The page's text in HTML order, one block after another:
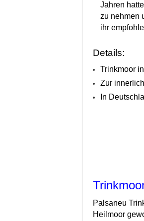
Jahren
zu nehmen
ihr
Details:
Trinkmoor
Zur
In
Palsaneu
Heilmoor